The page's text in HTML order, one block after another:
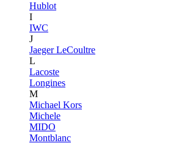
Hublot
I
IWC
J
Jaeger LeCoultre
L
Lacoste
Longines
M
Michael Kors
Michele
MIDO
Montblanc